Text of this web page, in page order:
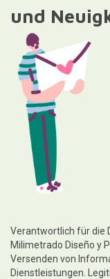
und
Verantwortlich für die
Milimetrado Diseño y
Versenden von
Dienstleistungen.